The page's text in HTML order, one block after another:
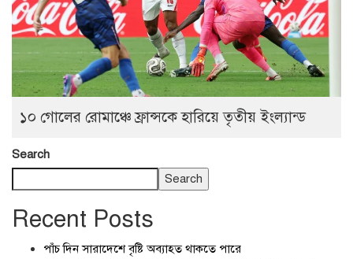
১০ গোলের রোমাঞ্চে ফ্রান্সকে হারিয়ে তৃতীয় ইংল্যান্ড
Search
Search
Recent Posts
পাঁচ দিন সারাদেশে বৃষ্টি অব্যাহত থাকতে পারে